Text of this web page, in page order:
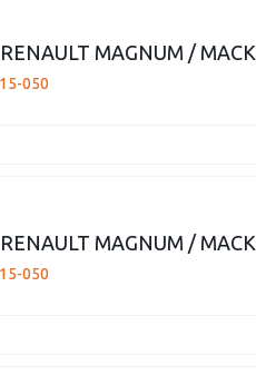
MAGNUM / MACK
050
MAGNUM / MACK
050